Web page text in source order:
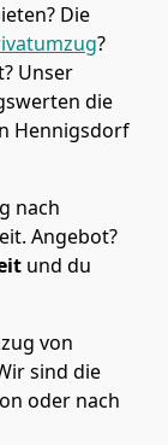
Die
?
Unser
die
Hennigsdorf
nach
Angebot?
und du
von
sind die
oder nach